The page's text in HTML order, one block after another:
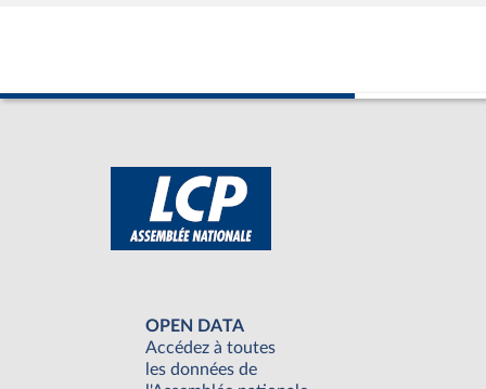
OPEN DATA
Accédez à toutes
les données de